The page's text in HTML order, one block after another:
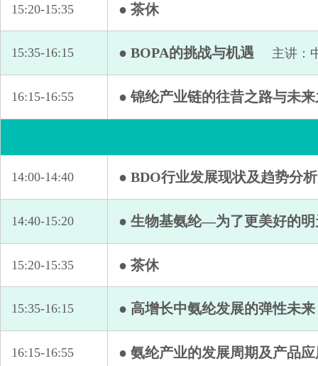
15:20-15:35 ● 茶休
15:35-16:15 ● BOPA的挑战与机遇 主讲：
16:15-16:55 ● 锦纶产业链的往昔之路与未
14:00-14:40 ● BDO行业发展现状及趋势分析
14:40-15:20 ● 生物基氨纶—为了更美好的明
15:20-15:35 ● 茶休
15:35-16:15 ● 高增长中氨纶发展的弹性未来
16:15-16:55 ● 氨纶产业的发展周期及产品